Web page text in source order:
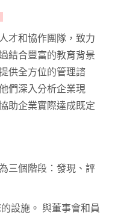
才和協作團隊，致力
結合豐富的教育背景
供全方位的管理諮
們深入分析企業現
助企業實際達成既定
三個階段：發現、評
設施。 與董事會和員